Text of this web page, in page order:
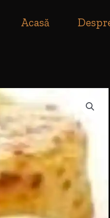
Acasă
se pot plasa in intervalul